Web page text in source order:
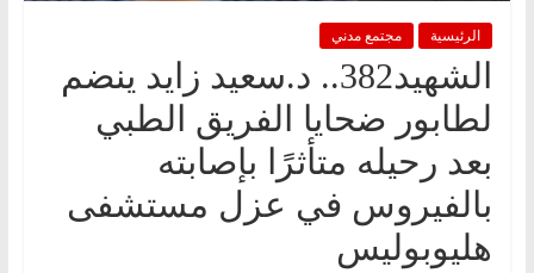
الرئيسية مجتمع مدني
الشهيد382.. د.سعيد زايد ينضم
لطابور ضحايا الفريق الطبي
بعد رحيله متأثرًا بإصابته
بالفيروس في عزل مستشفى
هليوبوليس